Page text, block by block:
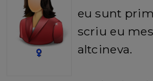
eu sunt
scriu eu
altcineva.